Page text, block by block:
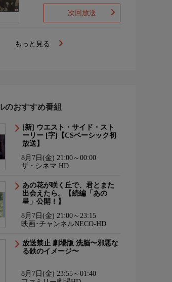
次回放送
もっと見る
のおすすめ番組
[新] ウエスト・サイド・スト
ーリー [字]【CSベーシック初
放送】
8月7日(金) 21:00～00:00
ザ・シネマ HD
あの花が咲く丘で、君とまた
出会えたら。【続編「あの
星」公開！】
8月7日(金) 21:00～23:15
映画･チャンネルNECO-HD
放送禁止 劇場版 洗脳〜邪悪な
る鉄のイメージ〜
8月7日(金) 23:55～01:40